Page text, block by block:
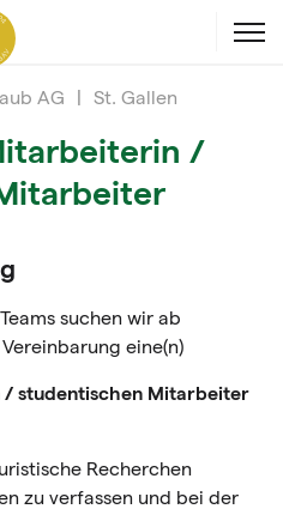
AG St. Gallen
/
suchen wir ab
eine(n)
studentischen Mitarbeiter
Recherchen
zu verfassen und bei der